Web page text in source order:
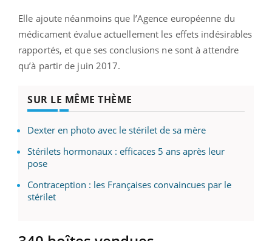
Elle ajoute néanmoins que l’Agence européenne du
médicament évalue actuellement les effets indésirables
rapportés, et que ses conclusions ne sont à attendre
qu’à partir de juin 2017.
SUR LE MÊME THÈME
Dexter en photo avec le stérilet de sa mère
Stérilets hormonaux : efficaces 5 ans après leur
pose
Contraception : les Françaises convaincues par le
stérilet